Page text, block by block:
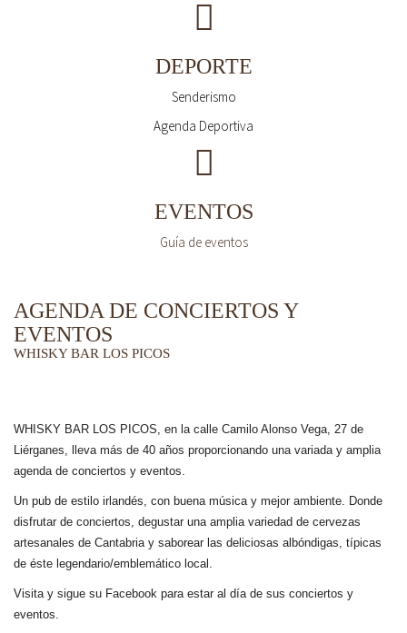
DEPORTE
Senderismo
Agenda Deportiva
EVENTOS
Guía de eventos
AGENDA DE CONCIERTOS Y
EVENTOS
WHISKY BAR LOS PICOS
WHISKY BAR LOS PICOS, en la calle Camilo Alonso Vega, 27 de
Liérganes,
lleva más de 40 años proporcionando una variada y amplia
agenda de conciertos y eventos.
Un pub de estilo irlandés, con buena música y mejor ambiente. Donde
disfrutar de conciertos, degustar una amplia variedad de cervezas
artesanales de Cantabria y saborear las deliciosas albóndigas, típicas
de éste legendario/emblemático local.
Visita y sigue su Facebook para estar al día de sus conciertos y
eventos.